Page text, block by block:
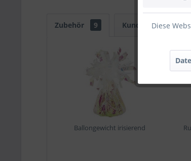
Zubehör 9 Kunden kauften
Ballongewicht irisierend
Diese